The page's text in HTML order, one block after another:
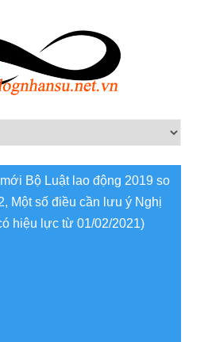
Bộ Luật lao động 2019 so
Một số điều cần lưu ý Nghị
hiệu lực từ 01/02/2021)